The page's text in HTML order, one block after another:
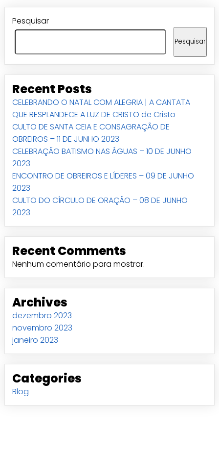
Pesquisar
Pesquisar
Recent Posts
CELEBRANDO O NATAL COM ALEGRIA | A CANTATA
QUE RESPLANDECE A LUZ DE CRISTO de Cristo
CULTO DE SANTA CEIA E CONSAGRAÇÃO DE
OBREIROS – 11 DE JUNHO 2023
CELEBRAÇÃO BATISMO NAS ÁGUAS – 10 DE JUNHO
2023
ENCONTRO DE OBREIROS E LÍDERES – 09 DE JUNHO
2023
CULTO DO CÍRCULO DE ORAÇÃO – 08 DE JUNHO
2023
Recent Comments
Nenhum comentário para mostrar.
Archives
dezembro 2023
novembro 2023
janeiro 2023
Categories
Blog